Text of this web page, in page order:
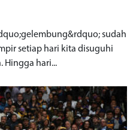
sudah
setiap hari kita disuguhi
Hingga hari...